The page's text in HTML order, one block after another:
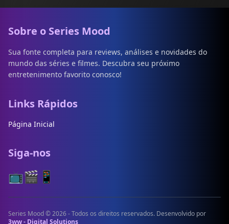
Sobre o Series Mood
Sua fonte completa para reviews, análises e novidades do
mundo das séries e filmes. Descubra seu próximo
entretenimento favorito conosco!
Links Rápidos
Página Inicial
Siga-nos
📺🎬 📱
Series Mood © 2026 - Todos os direitos reservados. Desenvolvido por
3ww - Digital Solutions